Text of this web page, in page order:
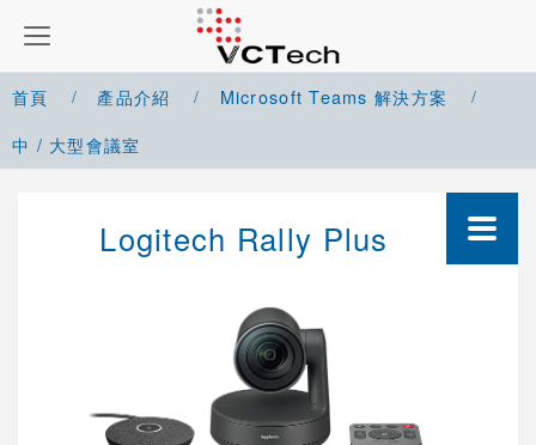
首頁 產品介紹
Microsoft Teams 解決方案
中 / 大型會議室
Microsoft Teams 解決方案
小型 / 個人會議室
中 / 大型會議室
Zoom 解決方案
Logitech Rally Plus